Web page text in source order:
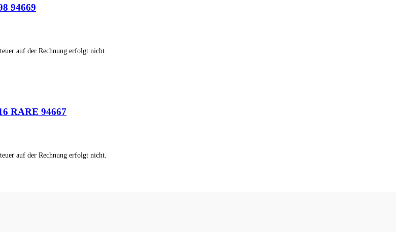
94669
auf der Rechnung erfolgt nicht.
RARE 94667
auf der Rechnung erfolgt nicht.